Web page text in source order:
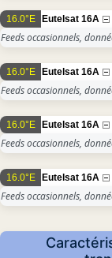
16.0°E Eutelsat 16A
Feeds occasionnels,
16.0°E Eutelsat 16A
Feeds occasionnels,
16.0°E Eutelsat 16A
Feeds occasionnels,
16.0°E Eutelsat 16A
Feeds occasionnels,